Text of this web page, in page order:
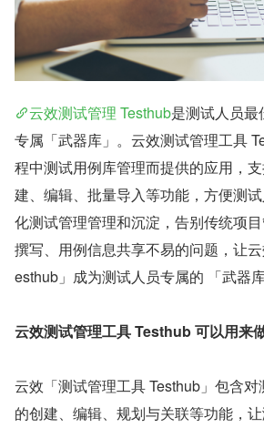
云效测试管理 Testhub是测试人员最
专属「武器库」。云效测试管理工具
程中测试用例库管理而提供的应用，
建、编辑、批量导入等功能，方便测
化测试管理管理和沉淀，告别传统项
撰写、用例信息共享不易的问题，让
esthub」成为测试人员专属的 「武器库
云效测试管理工具 Testhub 可以用来
云效「测试管理工具 Testhub」包含
的创建、编辑、规划与关联等功能，